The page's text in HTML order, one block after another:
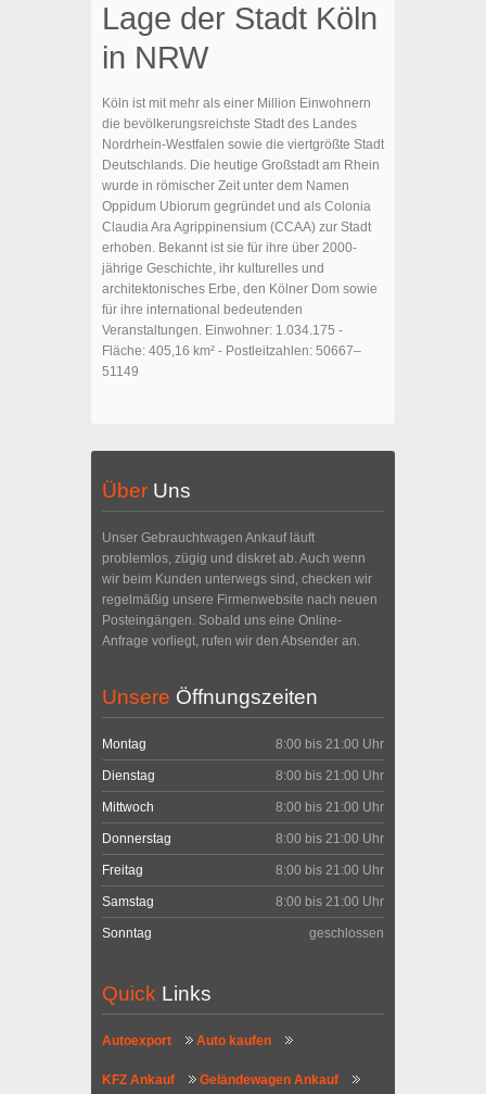
Lage der Stadt Köln
in NRW
Köln ist mit mehr als einer Million Einwohnern
die bevölkerungsreichste Stadt des Landes
Nordrhein-Westfalen sowie die viertgrößte Stadt
Deutschlands. Die heutige Großstadt am Rhein
wurde in römischer Zeit unter dem Namen
Oppidum Ubiorum gegründet und als Colonia
Claudia Ara Agrippinensium (CCAA) zur Stadt
erhoben. Bekannt ist sie für ihre über 2000-
jährige Geschichte, ihr kulturelles und
architektonisches Erbe, den Kölner Dom sowie
für ihre international bedeutenden
Veranstaltungen. Einwohner: 1.034.175 -
Fläche: 405,16 km² - Postleitzahlen: 50667–
51149
Über Uns
Unser Gebrauchtwagen Ankauf läuft
problemlos, zügig und diskret ab. Auch wenn
wir beim Kunden unterwegs sind, checken wir
regelmäßig unsere Firmenwebsite nach neuen
Posteingängen. Sobald uns eine Online-
Anfrage vorliegt, rufen wir den Absender an.
Unsere Öffnungszeiten
Montag 8:00 bis 21:00 Uhr
Dienstag 8:00 bis 21:00 Uhr
Mittwoch 8:00 bis 21:00 Uhr
Donnerstag 8:00 bis 21:00 Uhr
Freitag 8:00 bis 21:00 Uhr
Samstag 8:00 bis 21:00 Uhr
Sonntag geschlossen
Quick Links
Autoexport Auto kaufen
KFZ Ankauf Geländewagen Ankauf